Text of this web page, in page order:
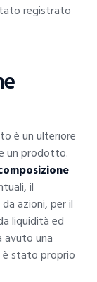
registrato
è un ulteriore
un prodotto.
il
azioni, per il
liquidità ed
avuto una
stato proprio